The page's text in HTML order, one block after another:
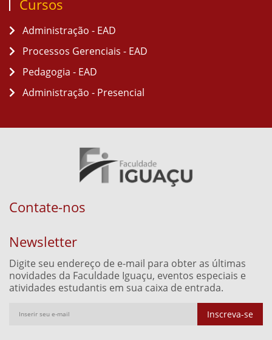
Cursos
Administração - EAD
Processos Gerenciais - EAD
Pedagogia - EAD
Administração - Presencial
Contate-nos
Newsletter
Digite seu endereço de e-mail para obter as últimas
novidades da Faculdade Iguaçu, eventos especiais e
atividades estudantis em sua caixa de entrada.
Inscreva-se